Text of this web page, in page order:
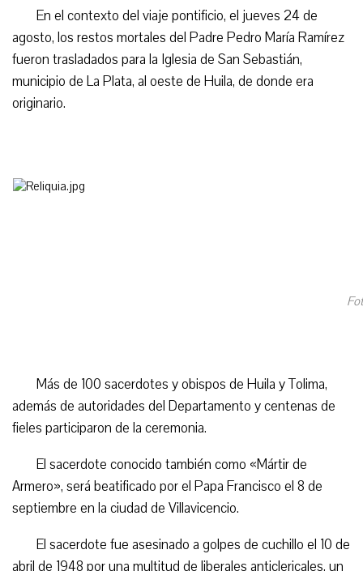
En el contexto del viaje pontificio, el jueves 24 de
agosto, los restos mortales del Padre Pedro María Ramírez
fueron trasladados para la Iglesia de San Sebastián,
municipio de La Plata, al oeste de Huila, de donde era
originario.
Más de 100 sacerdotes y obispos de Huila y Tolima,
además de autoridades del Departamento y centenas de
fieles participaron de la ceremonia.
El sacerdote conocido también como «Mártir de
Armero», será beatificado por el Papa Francisco el 8 de
septiembre en la ciudad de Villavicencio.
El sacerdote fue asesinado a golpes de cuchillo el 10 de
abril de 1948 por una multitud de liberales anticlericales, un